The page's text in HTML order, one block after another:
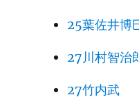
25葉佐井博
27川村智治
27竹内武